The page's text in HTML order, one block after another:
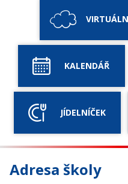
KALENDÁŘ
JÍDELNÍČEK
Adresa školy